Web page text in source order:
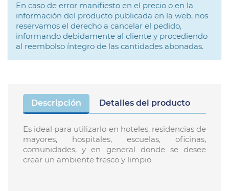
En caso de error manifiesto en el precio o en la
información del producto publicada en la web, nos
reservamos el derecho a cancelar el pedido,
informando debidamente al cliente y procediendo
al reembolso íntegro de las cantidades abonadas.
Descripción Detalles del producto
Es ideal para utilizarlo en hoteles, residencias de
mayores, hospitales, escuelas, oficinas,
comunidades, y en general donde se desee
crear un ambiente fresco y limpio